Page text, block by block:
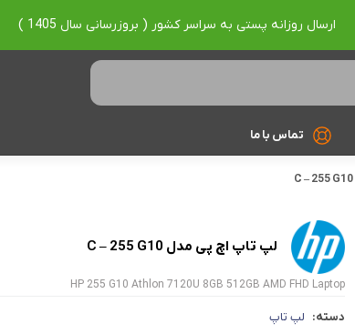
ارسال روزانه پستی به سراسر کشور ( بروزرسانی سال 1405 )
تماس با ما
لپ تاپ اچ پی مدل C – 255 G10
HP 255 G10 Athlon 7120U 8GB 512GB AMD FHD Laptop
دسته: لپ تاپ